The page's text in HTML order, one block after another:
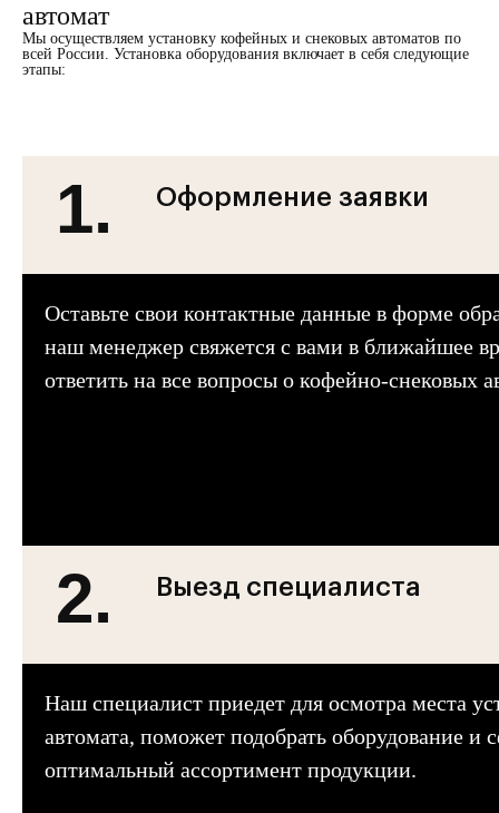
автомат
Мы осуществляем установку кофейных и снековых автоматов по
всей России. Установка оборудования включает в себя следующие
этапы:
1. Оформление заявки
Оставьте свои контактные данные в форме
наш менеджер свяжется с вами в ближайшее
ответить на все вопросы о кофейно-снековых
2. Выезд специалиста
Наш специалист приедет для осмотра места
автомата, поможет подобрать оборудование и
оптимальный ассортимент продукции.